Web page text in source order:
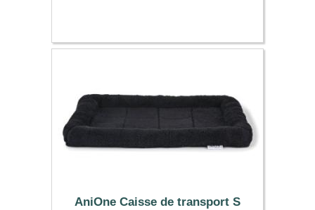
39.99 €
AniOne Caisse de transport S